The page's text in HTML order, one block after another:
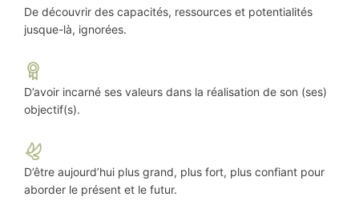
De découvrir des capacités, ressources et potentialités
jusque-là, ignorées.
D’avoir incarné ses valeurs dans la réalisation de son (ses)
objectif(s).
D’être aujourd’hui plus grand, plus fort, plus confiant pour
aborder le présent et le futur.